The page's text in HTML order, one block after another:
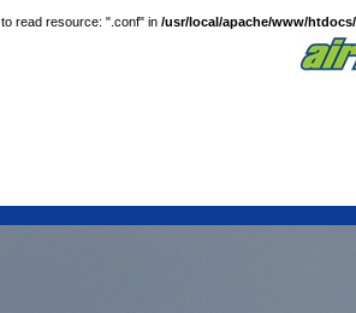
read resource: ".conf" in /usr/local/apache/www/